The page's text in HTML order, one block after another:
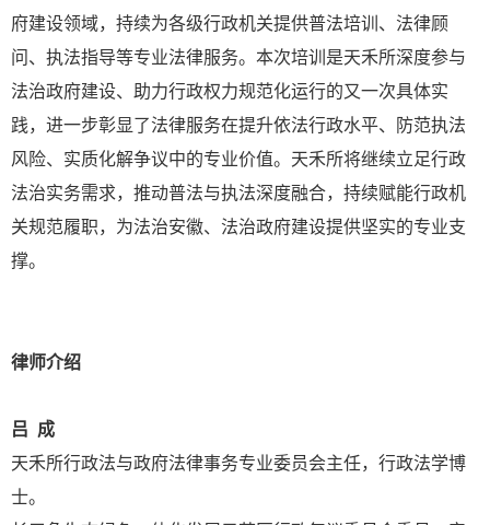
府建设领域，持续为各级行政机关提供普法培训、法律顾
问、执法指导等专业法律服务。本次培训是天禾所深度参与
法治政府建设、助力行政权力规范化运行的又一次具体实
践，进一步彰显了法律服务在提升依法行政水平、防范执法
风险、实质化解争议中的专业价值。天禾所将继续立足行政
法治实务需求，推动普法与执法深度融合，持续赋能行政机
关规范履职，为法治安徽、法治政府建设提供坚实的专业支
撑。
律师介绍
吕 成
天禾所行政法与政府法律事务专业委员会主任，行政法学博
士。